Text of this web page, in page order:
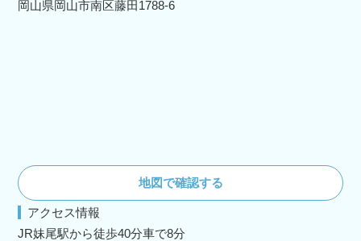
岡山県岡山市南区藤田1788-6
地図で確認する
アクセス情報
JR妹尾駅から徒歩40分車で8分